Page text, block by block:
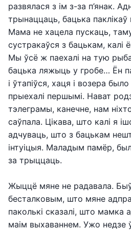
развялася з ім з-за п’янак.
трынаццаць, бацька
Мама не хацела пускаць,
сустракаўся з бацькам, калі
Мы ўсё ж паехалі на тую
бацька ляжыць у гробе… Ён
і ўтапіўся, хаця і возера
прыехалі першымі. Нават
тэлеграмы, канечне, нам
саўпала. Цікава, што калі я
адчуваць, што з бацькам
інтуіцыя. Маладым памёр,
за трыццаць.
Жыццё мяне не радавала.
бесталковым, што мяне
паколькі сказалі, што мамка
маім выхаваннем. Ужо недзе